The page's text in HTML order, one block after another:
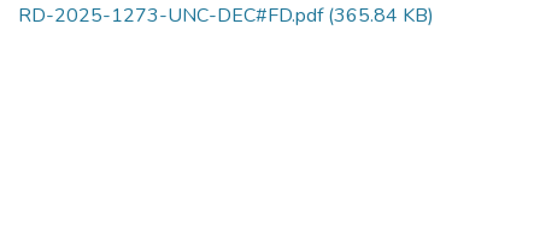
RD-2025-1273-UNC-DEC#FD.pdf(365.84 KB)